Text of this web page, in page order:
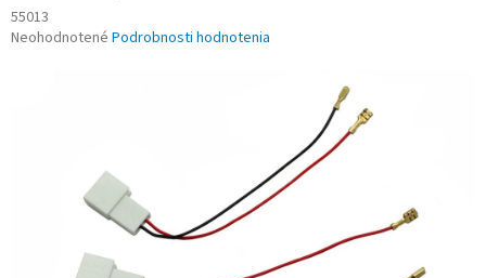
55013
Priemerné
Neohodnotené Podrobnosti hodnotenia